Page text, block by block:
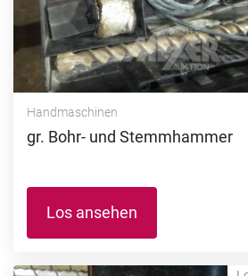
Handmaschinen
gr. Bohr- und Stemmhammer
Los ansehen